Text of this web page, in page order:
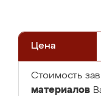
Цена
Стоимость
материалов